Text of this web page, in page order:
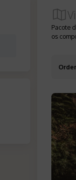
Pacote
os